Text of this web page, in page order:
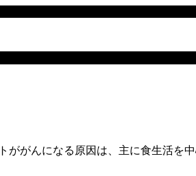
がんになる原因は、主に食生活を